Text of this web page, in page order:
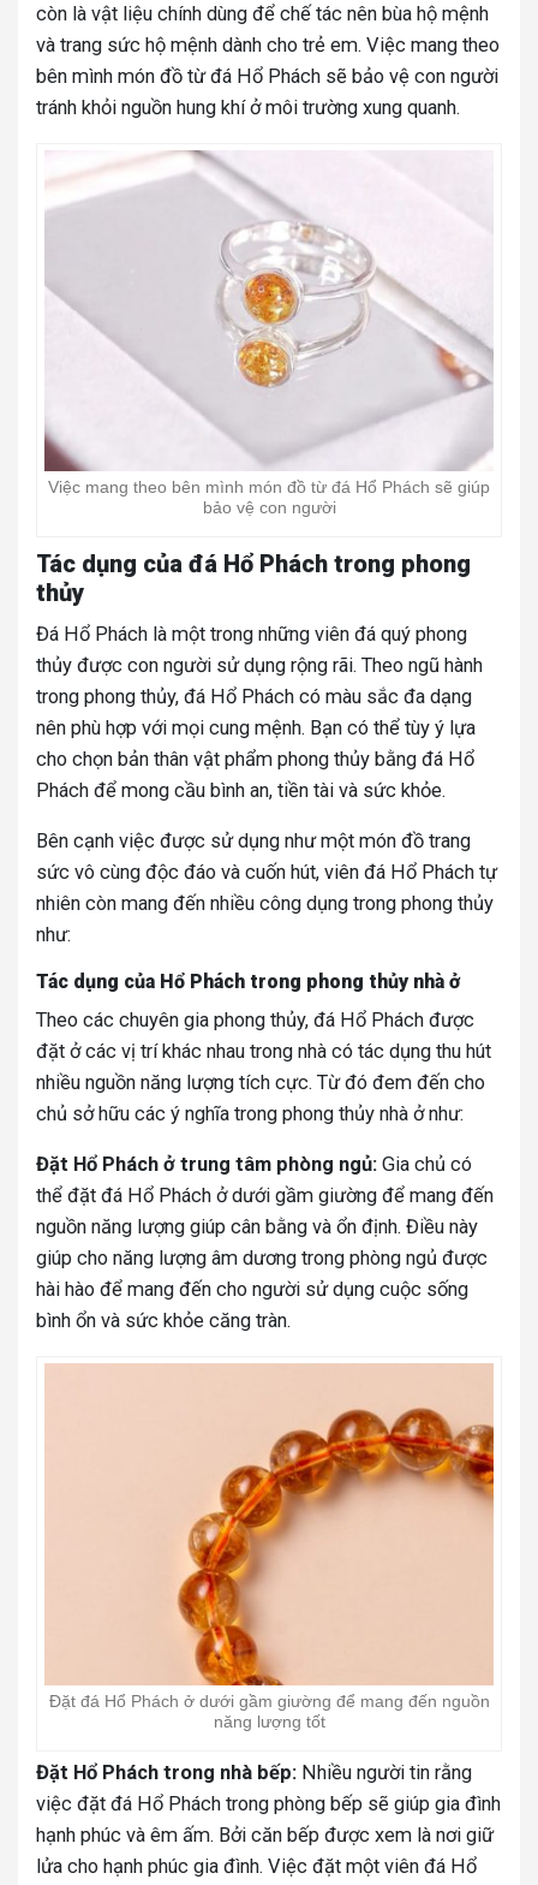
còn là vật liệu chính dùng để chế tác nên bùa hộ mệnh
và trang sức hộ mệnh dành cho trẻ em. Việc mang theo
bên mình món đồ từ đá Hổ Phách sẽ bảo vệ con người
tránh khỏi nguồn hung khí ở môi trường xung quanh.
Việc mang theo bên mình món đồ từ đá Hổ Phách sẽ giúp
bảo vệ con người
Tác dụng của đá Hổ Phách trong phong
thủy
Đá Hổ Phách là một trong những viên đá quý phong
thủy được con người sử dụng rộng rãi. Theo ngũ hành
trong phong thủy, đá Hổ Phách có màu sắc đa dạng
nên phù hợp với mọi cung mệnh. Bạn có thể tùy ý lựa
cho chọn bản thân vật phẩm phong thủy bằng đá Hổ
Phách để mong cầu bình an, tiền tài và sức khỏe.
Bên cạnh việc được sử dụng như một món đồ trang
sức vô cùng độc đáo và cuốn hút, viên đá Hổ Phách tự
nhiên còn mang đến nhiều công dụng trong phong thủy
như:
Tác dụng của Hổ Phách trong phong thủy nhà ở
Theo các chuyên gia phong thủy, đá Hổ Phách được
đặt ở các vị trí khác nhau trong nhà có tác dụng thu hút
nhiều nguồn năng lượng tích cực. Từ đó đem đến cho
chủ sở hữu các ý nghĩa trong phong thủy nhà ở như:
Đặt Hổ Phách ở trung tâm phòng ngủ: Gia chủ có
thể đặt đá Hổ Phách ở dưới gầm giường để mang đến
nguồn năng lượng giúp cân bằng và ổn định. Điều này
giúp cho năng lượng âm dương trong phòng ngủ được
hài hào để mang đến cho người sử dụng cuộc sống
bình ổn và sức khỏe căng tràn.
Đặt đá Hổ Phách ở dưới gầm giường để mang đến nguồn
năng lượng tốt
Đặt Hổ Phách trong nhà bếp: Nhiều người tin rằng
việc đặt đá Hổ Phách trong phòng bếp sẽ giúp gia đình
hạnh phúc và êm ấm. Bởi căn bếp được xem là nơi giữ
lửa cho hạnh phúc gia đình. Việc đặt một viên đá Hổ